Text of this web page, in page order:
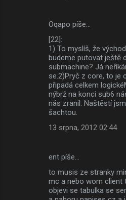
Oqapo píše…
[22]:
1) To myslíš, že
budeme putovat ještě
submachine? Já
se.2)Pryč z core, to je
připadá celkem
nýbrž na konci sub6
nás zranil. Naštěstí
šachtou.
13 srpna, 2012 02:44
ent píše…
to musis ze stranky
mc a nebo wom client
objevi se tabulka se